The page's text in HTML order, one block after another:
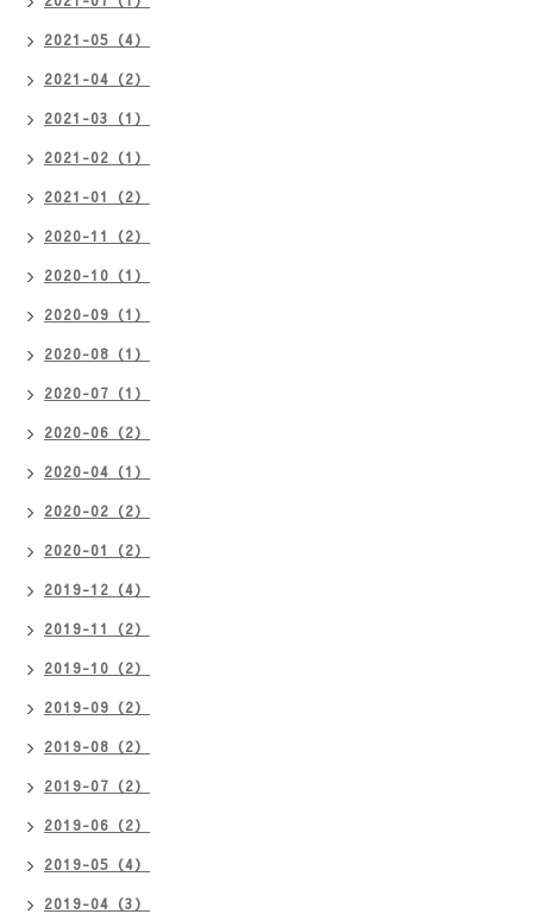
2021-05（4）
2021-04（2）
2021-03（1）
2021-02（1）
2021-01（2）
2020-11（2）
2020-10（1）
2020-09（1）
2020-08（1）
2020-07（1）
2020-06（2）
2020-04（1）
2020-02（2）
2020-01（2）
2019-12（4）
2019-11（2）
2019-10（2）
2019-09（2）
2019-08（2）
2019-07（2）
2019-06（2）
2019-05（4）
2019-04（3）